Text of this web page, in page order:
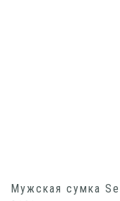
Мужская сумка